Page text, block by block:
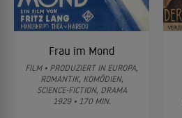
Frau im Mond
FILM • PRODUZIERT IN EUROPA,
ROMANTIK, KOMÖDIEN,
SCIENCE-FICTION, DRAMA
1929 • 170 MIN.